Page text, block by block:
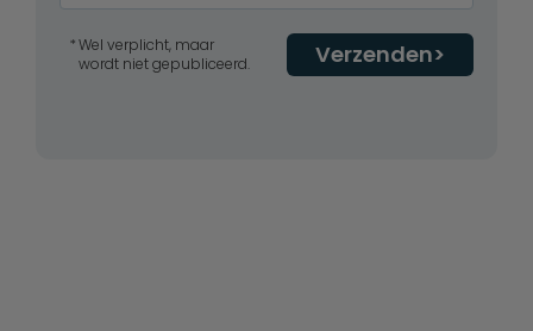
Verzenden
Wel verplicht, maar
wordt niet gepubliceerd.